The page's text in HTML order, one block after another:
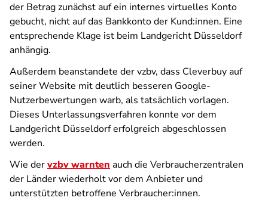
der Betrag zunächst auf ein internes virtuelles Konto
gebucht, nicht auf das Bankkonto der Kund:innen. Eine
entsprechende Klage ist beim Landgericht Düsseldorf
anhängig.
Außerdem beanstandete der vzbv, dass Cleverbuy auf
seiner Website mit deutlich besseren Google-
Nutzerbewertungen warb, als tatsächlich vorlagen.
Dieses Unterlassungsverfahren konnte vor dem
Landgericht Düsseldorf erfolgreich abgeschlossen
werden.
Wie dervzbv warnten auch die Verbraucherzentralen
der Länder wiederholt vor dem Anbieter und
unterstützten betroffene Verbraucher:innen.